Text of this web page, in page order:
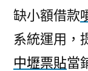
缺小額借款
系統運用，
中壢票貼當